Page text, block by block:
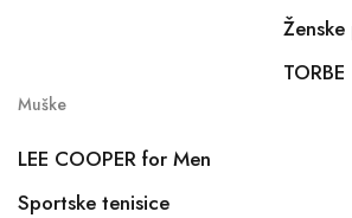
TORBE
Muške
LEE COOPER for Men
Sportske tenisice